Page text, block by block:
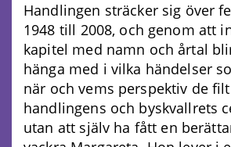
Handlingen sträcker sig över
1948 till 2008, och genom att
kapitel med namn och årtal
hänga med i vilka händelser
när och vems perspektiv de
handlingens och byskvallrets
utan att själv ha fått en